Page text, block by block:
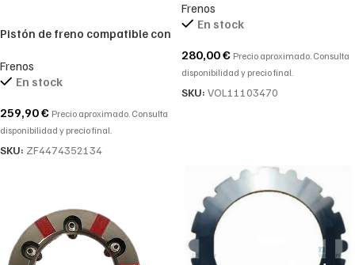
Pistón de freno compatible con
134 – 4474.352.134
Frenos
En stock
259,90€ Precio aproximado. Consulta
disponibilidad y precio final.
SKU: ZF4474352134
Frenos
En stock
280,00€ Precio aproximado. Consulta
disponibilidad y precio final.
SKU: VOL11103470